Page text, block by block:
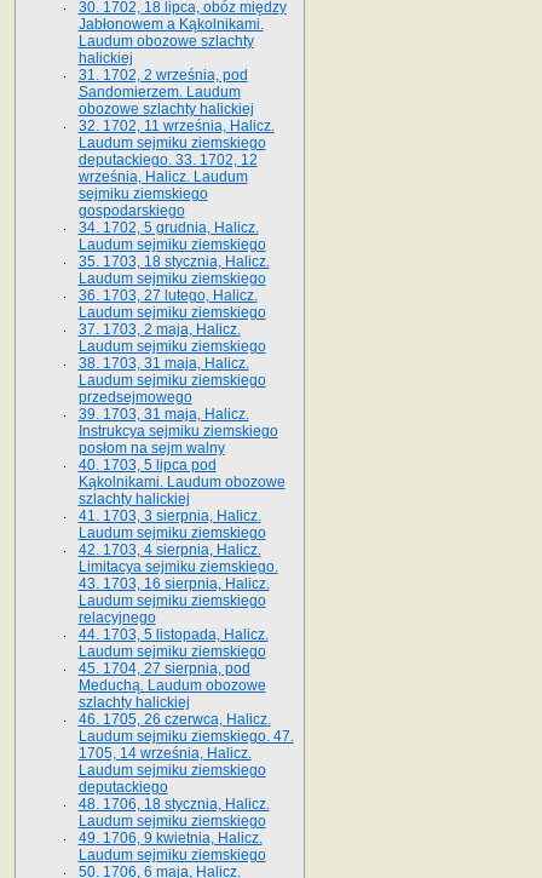
30. 1702, 18 lipca, obóz między
Jabłonowem a Kąkolnikami.
Laudum obozowe szlachty
halickiej
31. 1702, 2 września, pod
Sandomierzem. Laudum
obozowe szlachty halickiej
32. 1702, 11 września, Halicz.
Laudum sejmiku ziemskiego
deputackiego. 33. 1702, 12
września, Halicz. Laudum
sejmiku ziemskiego
gospodarskiego
34. 1702, 5 grudnia, Halicz.
Laudum sejmiku ziemskiego
35. 1703, 18 stycznia, Halicz.
Laudum sejmiku ziemskiego
36. 1703, 27 lutego, Halicz.
Laudum sejmiku ziemskiego
37. 1703, 2 maja, Halicz.
Laudum sejmiku ziemskiego
38. 1703, 31 maja, Halicz.
Laudum sejmiku ziemskiego
przedsejmowego
39. 1703, 31 maja, Halicz.
Instrukcya sejmiku ziemskiego
posłom na sejm walny
40. 1703, 5 lipca pod
Kąkolnikami. Laudum obozowe
szlachty halickiej
41­. 1703, 3 sierpnia, Halicz.
Laudum sejmiku ziemskiego
42. 1703, 4 sierpnia, Halicz.
Limitacya sejmiku ziemskiego.
43. 1703, 16 sierpnia, Halicz.
Laudum sejmiku ziemskiego
relacyjnego
44. 1703, 5 listopada, Halicz.
Laudum sejmiku ziemskiego
45. 1704, 27 sierpnia, pod
Meduchą. Laudum obozowe
szlachty halickiej
46. 1705, 26 czerwca, Halicz.
Laudum sejmiku ziemskiego. 47.
1705, 14 września, Halicz.
Laudum sejmiku ziemskiego
deputackiego
48. 1706, 18 stycznia, Halicz.
Laudum sejmiku ziemskiego
49. 1706, 9 kwietnia, Halicz.
Laudum sejmiku ziemskiego
50. 1706, 6 maja, Halicz.